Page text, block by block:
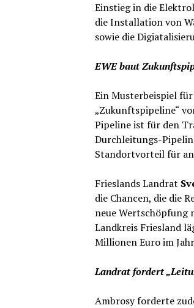
Einstieg in die
die Installation von
sowie die
EWE baut
Ein Musterbeispiel für
„Zukunftspipeline“
Pipeline ist für den
Durchleitungs-
Standortvorteil für
Frieslands Landrat
die Chancen, die die
neue Wertschöpfung
Landkreis Friesland
Millionen Euro im
Landrat fordert
Ambrosy forderte